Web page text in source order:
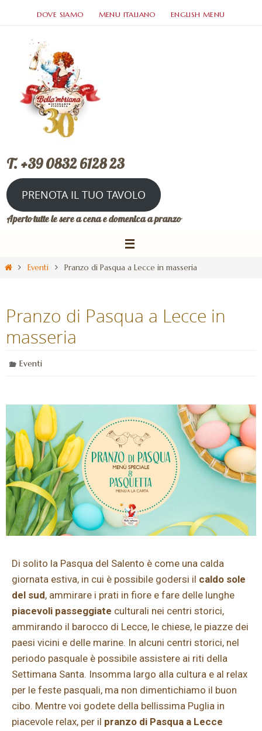
DOVE SIAMO MENU ITALIANO ENGLISH MENU
T. +39 0832 6128 23
PRENOTA IL TUO TAVOLO
Aperto tutte le sere a cena e domenica a pranzo
Eventi Pranzo di Pasqua a Lecce in masseria
Pranzo di Pasqua a Lecce in
masseria
Eventi
Di solito la Pasqua del Salento è come una calda
giornata estiva, in cui è possibile godersi il caldo sole
del sud, ammirare i prati in fiore e fare delle lunghe
piacevoli passeggiate culturali nei centri storici,
ammirando il barocco di Lecce, le chiese, le piazze dei
paesi vicini e delle marine. In alcuni centri storici, nel
periodo pasquale è possibile assistere ai riti della
Settimana Santa. Insomma largo alla cultura e al relax
per le feste pasquali, ma non dimentichiamo il buon
cibo. Mentre voi godete della bellissima Puglia in
piacevole relax, per il pranzo di Pasqua a Lecce